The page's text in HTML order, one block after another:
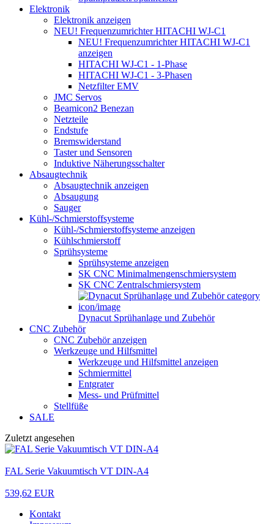
Elektronik
Elektronik anzeigen
NEU! Frequenzumrichter HITACHI WJ-C1
NEU! Frequenzumrichter HITACHI WJ-C1
anzeigen
HITACHI WJ-C1 - 1-Phase
HITACHI WJ-C1 - 3-Phasen
Netzfilter EMV
JMC Servos
Beamicon2 Benezan
Netzteile
Endstufe
Bremswiderstand
Taster und Sensoren
Induktive Näherungsschalter
Absaugtechnik
Absaugtechnik anzeigen
Absaugung
Sauger
Kühl-/Schmierstoffsysteme
Kühl-/Schmierstoffsysteme anzeigen
Kühlschmierstoff
Sprühsysteme
Sprühsysteme anzeigen
SK CNC Minimalmengenschmiersystem
SK CNC Zentralschmiersystem
Dynacut Sprühanlage und Zubehör
CNC Zubehör
CNC Zubehör anzeigen
Werkzeuge und Hilfsmittel
Werkzeuge und Hilfsmittel anzeigen
Schmiermittel
Entgrater
Mess- und Prüfmittel
Stellfüße
SALE
Zuletzt angesehen
FAL Serie Vakuumtisch VT DIN-A4
539,62 EUR
Kontakt